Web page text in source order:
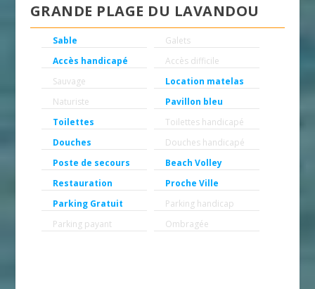
GRANDE PLAGE DU LAVANDOU
Sable
Galets
Accès handicapé
Accès difficile
Sauvage
Location matelas
Naturiste
Pavillon bleu
Toilettes
Toilettes handicapé
Douches
Douches handicapé
Poste de secours
Beach Volley
Restauration
Proche Ville
Parking Gratuit
Parking handicap
Parking payant
Ombragée